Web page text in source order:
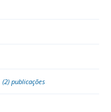
(2) publicações